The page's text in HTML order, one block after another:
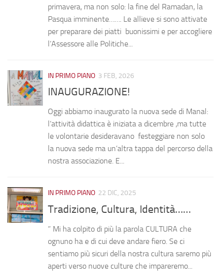
primavera, ma non solo: la fine del Ramadan, la
Pasqua imminente……. Le allieve si sono attivate
per preparare dei piatti buonissimi e per accogliere
l’Assessore alle Politiche...
IN PRIMO PIANO 3 FEB, 2026
INAUGURAZIONE!
Oggi abbiamo inaugurato la nuova sede di Manal:
l’attività didattica è iniziata a dicembre ,ma tutte
le volontarie desideravano festeggiare non solo
la nuova sede ma un’altra tappa del percorso della
nostra associazione. E...
IN PRIMO PIANO 22 DIC, 2025
Tradizione, Cultura, Identità……
” Mi ha colpito di più la parola CULTURA che
ognuno ha e di cui deve andare fiero. Se ci
sentiamo più sicuri della nostra cultura saremo più
aperti verso nuove culture che impareremo...